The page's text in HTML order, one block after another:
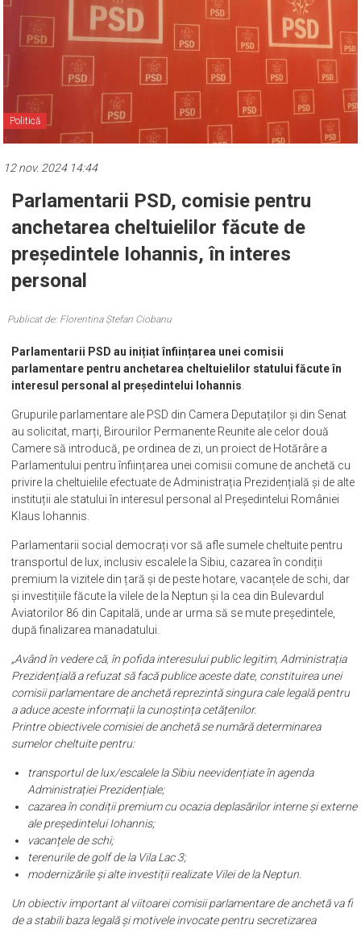
Politică
12 nov. 2024 14:44
Parlamentarii PSD, comisie pentru
anchetarea cheltuielilor făcute de
președintele Iohannis, în interes
personal
Publicat de: Florentina Ștefan Ciobanu
Parlamentarii PSD au inițiat înființarea unei comisii
parlamentare pentru anchetarea cheltuielilor statului făcute în
interesul personal al președintelui Iohannis
Grupurile parlamentare ale PSD din Camera Deputaților și din Senat
au solicitat, marți, Birourilor Permanente Reunite ale celor două
Camere să introducă, pe ordinea de zi, un proiect de Hotărâre a
Parlamentului pentru înființarea unei comisii comune de anchetă cu
privire la cheltuielile efectuate de Administrația Prezidențială și de alte
instituții ale statului în interesul personal al Președintelui României
Klaus Iohannis.
Parlamentarii social democrați vor să afle sumele cheltuite pentru
transportul de lux, inclusiv escalele la Sibiu, cazarea în condiții
premium la vizitele din țară și de peste hotare, vacanțele de schi, dar
și investițiile făcute la vilele de la Neptun și la cea din Bulevardul
Aviatorilor 86 din Capitală, unde ar urma să se mute președintele,
după finalizarea manadatului.
„Având în vedere că, în pofida interesului public legitim, Administrația
Prezidențială a refuzat să facă publice aceste date, constituirea unei
comisii parlamentare de anchetă reprezintă singura cale legală pentru
a aduce aceste informații la cunoștința cetățenilor.
Printre obiectivele comisiei de anchetă se numără determinarea
sumelor cheltuite pentru:
transportul de lux/escalele la Sibiu neevidențiate în agenda
Administrației Prezidențiale;
⁠cazarea în condiții premium cu ocazia deplasărilor interne și externe
ale președintelui Iohannis;
⁠vacanțele de schi;
⁠terenurile de golf de la Vila Lac 3;
⁠modernizările și alte investiții realizate Vilei de la Neptun.
Un obiectiv important al viitoarei comisii parlamentare de anchetă va fi
de a stabili baza legală și motivele invocate pentru secretizarea